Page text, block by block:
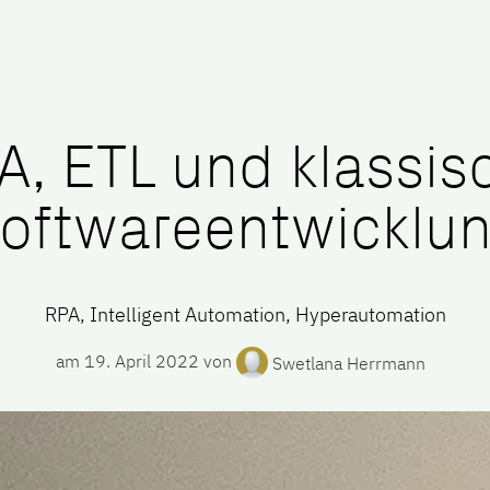
ETL und
RPA, Intelligent Automation, Hyperautomation
am 19. April 2022 von Swetlana Herrmann